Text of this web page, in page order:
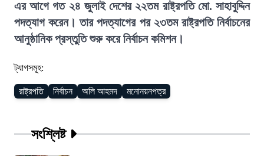
এর আগে গত ২৪ জুলাই দেশের ২২তম রাষ্ট্রপতি মো. সাহাবুদ্দিন
পদত্যাগ করেন। তার পদত্যাগের পর ২৩তম রাষ্ট্রপতি নির্বাচনের
আনুষ্ঠানিক প্রস্তুতি শুরু করে নির্বাচন কমিশন।
ট্যাগসমূহ:
রাষ্ট্রপতি নির্বাচন অলি আহমদ মনোনয়নপত্র
সংশ্লিষ্ট